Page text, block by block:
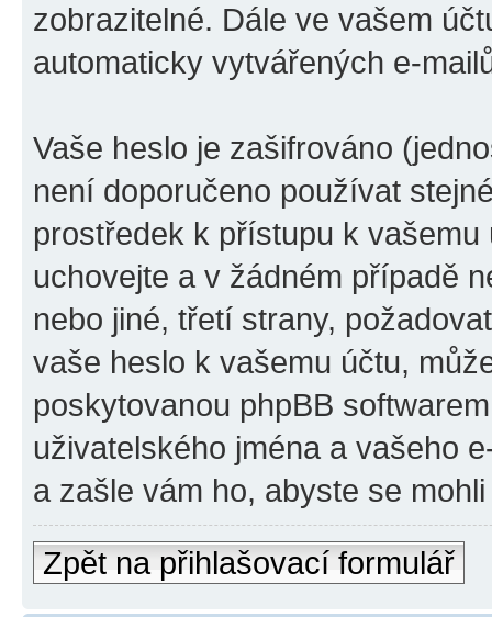
zobrazitelné. Dále ve vašem
automaticky vytvářených e-
Vaše heslo je zašifrováno
není doporučeno používat
prostředek k přístupu k vašemu
uchovejte a v žádném případě
nebo jiné, třetí strany,
vaše heslo k vašemu účtu,
poskytovanou phpBB
uživatelského jména a vašeho
a zašle vám ho, abyste se
Zpět na přihlašovací formulář